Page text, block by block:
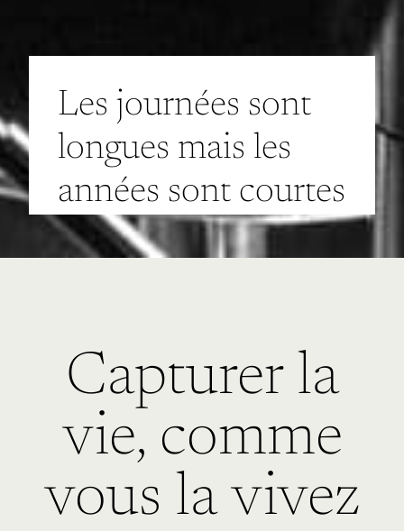
Les journées sont
longues mais les
années sont courtes
Capturer la
vie, comme
vous la vivez